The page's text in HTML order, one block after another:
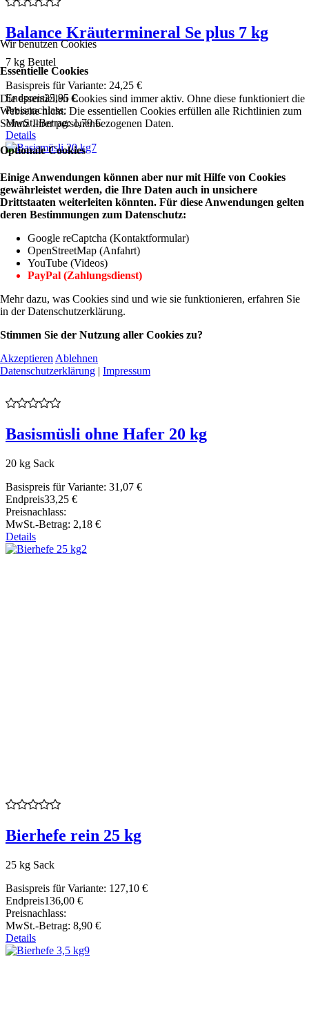
Balance Kräutermineral Se plus 7 kg
7 kg Beutel
Basispreis für Variante: 24,25 €
Endpreis25,95 €
Preisnachlass:
MwSt.-Betrag:1,70 €
Details
Basismüsli ohne Hafer 20 kg
20 kg Sack
Basispreis für Variante: 31,07 €
Endpreis33,25 €
Preisnachlass:
MwSt.-Betrag: 2,18 €
Details
Bierhefe rein 25 kg
25 kg Sack
Basispreis für Variante: 127,10 €
Endpreis136,00 €
Preisnachlass:
MwSt.-Betrag: 8,90 €
Details
Wir benutzen Cookies
Essentielle Cookies
Die essentiellen Cookies sind immer aktiv. Ohne diese funktioniert die
Webseite nicht. Die essentiellen Cookies erfüllen alle Richtlinien zum
Schutz Ihrer personenbezogenen Daten.
Optionale Cookies
Einige Anwendungen können aber nur mit Hilfe von Cookies
gewährleistet werden, die Ihre Daten auch in unsichere
Drittstaaten weiterleiten könnten. Für diese Anwendungen gelten
deren Bestimmungen zum Datenschutz:
Google reCaptcha (Kontaktformular)
OpenStreetMap (Anfahrt)
YouTube (Videos)
PayPal (Zahlungsdienst)
Mehr dazu, was Cookies sind und wie sie funktionieren, erfahren Sie
in der Datenschutzerklärung.
Stimmen Sie der Nutzung aller Cookies zu?
Akzeptieren Ablehnen
Datenschutzerklärung | Impressum